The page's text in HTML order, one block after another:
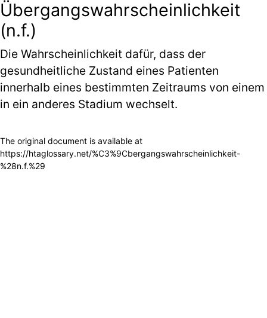
Übergangswahrscheinlichkeit
(n.f.)
Die Wahrscheinlichkeit dafür, dass der
gesundheitliche Zustand eines Patienten
innerhalb eines bestimmten Zeitraums von einem
in ein anderes Stadium wechselt.
The original document is available at
https://htaglossary.net/%C3%9Cbergangswahrscheinlichkeit-
%28n.f.%29